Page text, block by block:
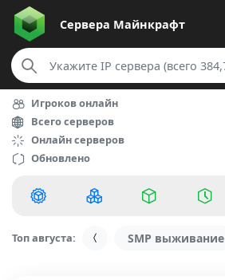
Сервера Майнкрафт
Игроков онлайн
Всего серверов
Онлайн серверов
Обновлено
Топ августа: SMP выживание